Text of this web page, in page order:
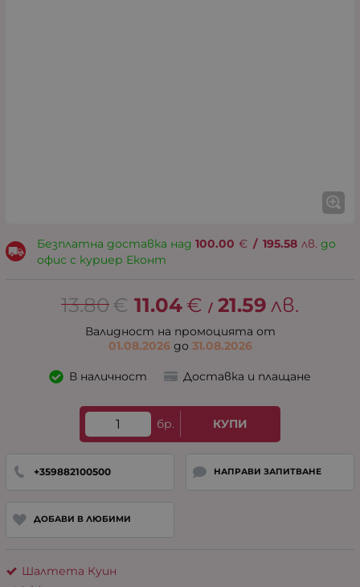
Безплатна доставка над 100.00 € / 195.58 лв. до
офис с куриер Еконт
13.80€ 11.04 € / 21.59 лв.
Валидност на промоцията от
01.08.2026 до 31.08.2026
В наличност Доставка и плащане
бр. КУПИ
+359882100500 НАПРАВИ ЗАПИТВАНЕ
ДОБАВИ В ЛЮБИМИ
Шалтета Куин